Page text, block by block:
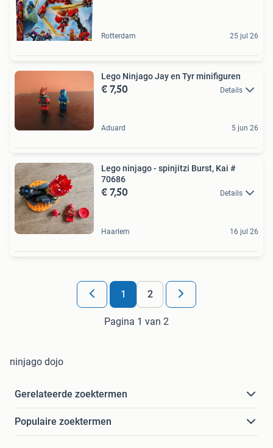
Rotterdam 25 jul 26
Lego Ninjago Jay en Tyr minifiguren
€ 7,50 Details
Aduard 5 jun 26
Lego ninjago - spinjitzi Burst, Kai #
70686
€ 7,50 Details
Haarlem 16 jul 26
1 2
Pagina 1 van 2
ninjago dojo
Gerelateerde zoektermen
Populaire zoektermen